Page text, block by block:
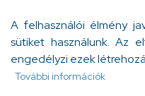
A felhasználói élmény
sütiket használunk. Az
engedélyzi ezek
További információk
beteg közötti
bizalom a gyógyulás
Bödő Anita